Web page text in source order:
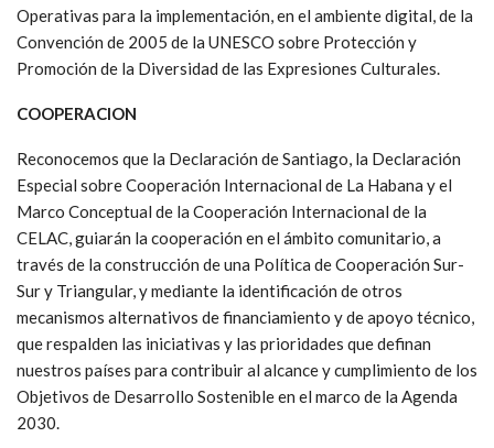
Operativas para la implementación, en el ambiente digital, de la
Convención de 2005 de la UNESCO sobre Protección y
Promoción de la Diversidad de las Expresiones Culturales.
COOPERACION
Reconocemos que la Declaración de Santiago, la Declaración
Especial sobre Cooperación Internacional de La Habana y el
Marco Conceptual de la Cooperación Internacional de la
CELAC, guiarán la cooperación en el ámbito comunitario, a
través de la construcción de una Política de Cooperación Sur-
Sur y Triangular, y mediante la identificación de otros
mecanismos alternativos de financiamiento y de apoyo técnico,
que respalden las iniciativas y las prioridades que definan
nuestros países para contribuir al alcance y cumplimiento de los
Objetivos de Desarrollo Sostenible en el marco de la Agenda
2030.